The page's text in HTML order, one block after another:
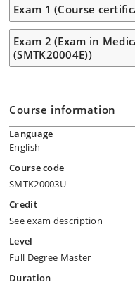
Exam 1 (Course
Exam 2 (Exam in
(SMTK20004E))
Course information
Language
English
Course code
SMTK20003U
Credit
See exam description
Level
Full Degree Master
Duration